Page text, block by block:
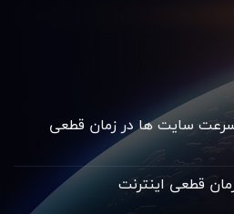
سایت ها در زمان قطعی
قطعی اینترنت